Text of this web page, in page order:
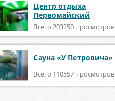
Центр отдыха
Первомайский
Всего 203250 просмотров
Сауна «У Петровича»
Всего 110557 просмотров